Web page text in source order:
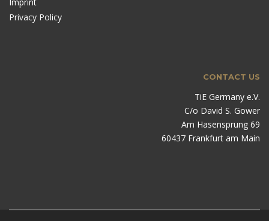
Privacy Policy
CONTACT US
TiE Germany e.V.
C/o David S. Gower
Am Hasensprung 69
60437 Frankfurt am Main